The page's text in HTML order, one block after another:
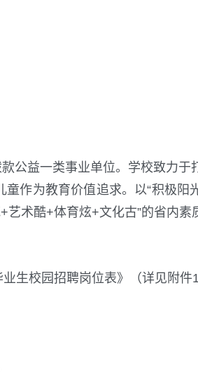
公益一类事业单位。学校致力于
作为教育价值追求。以“积极阳
术酷+体育炫+文化古”的省内素
生校园招聘岗位表》（详见附件1